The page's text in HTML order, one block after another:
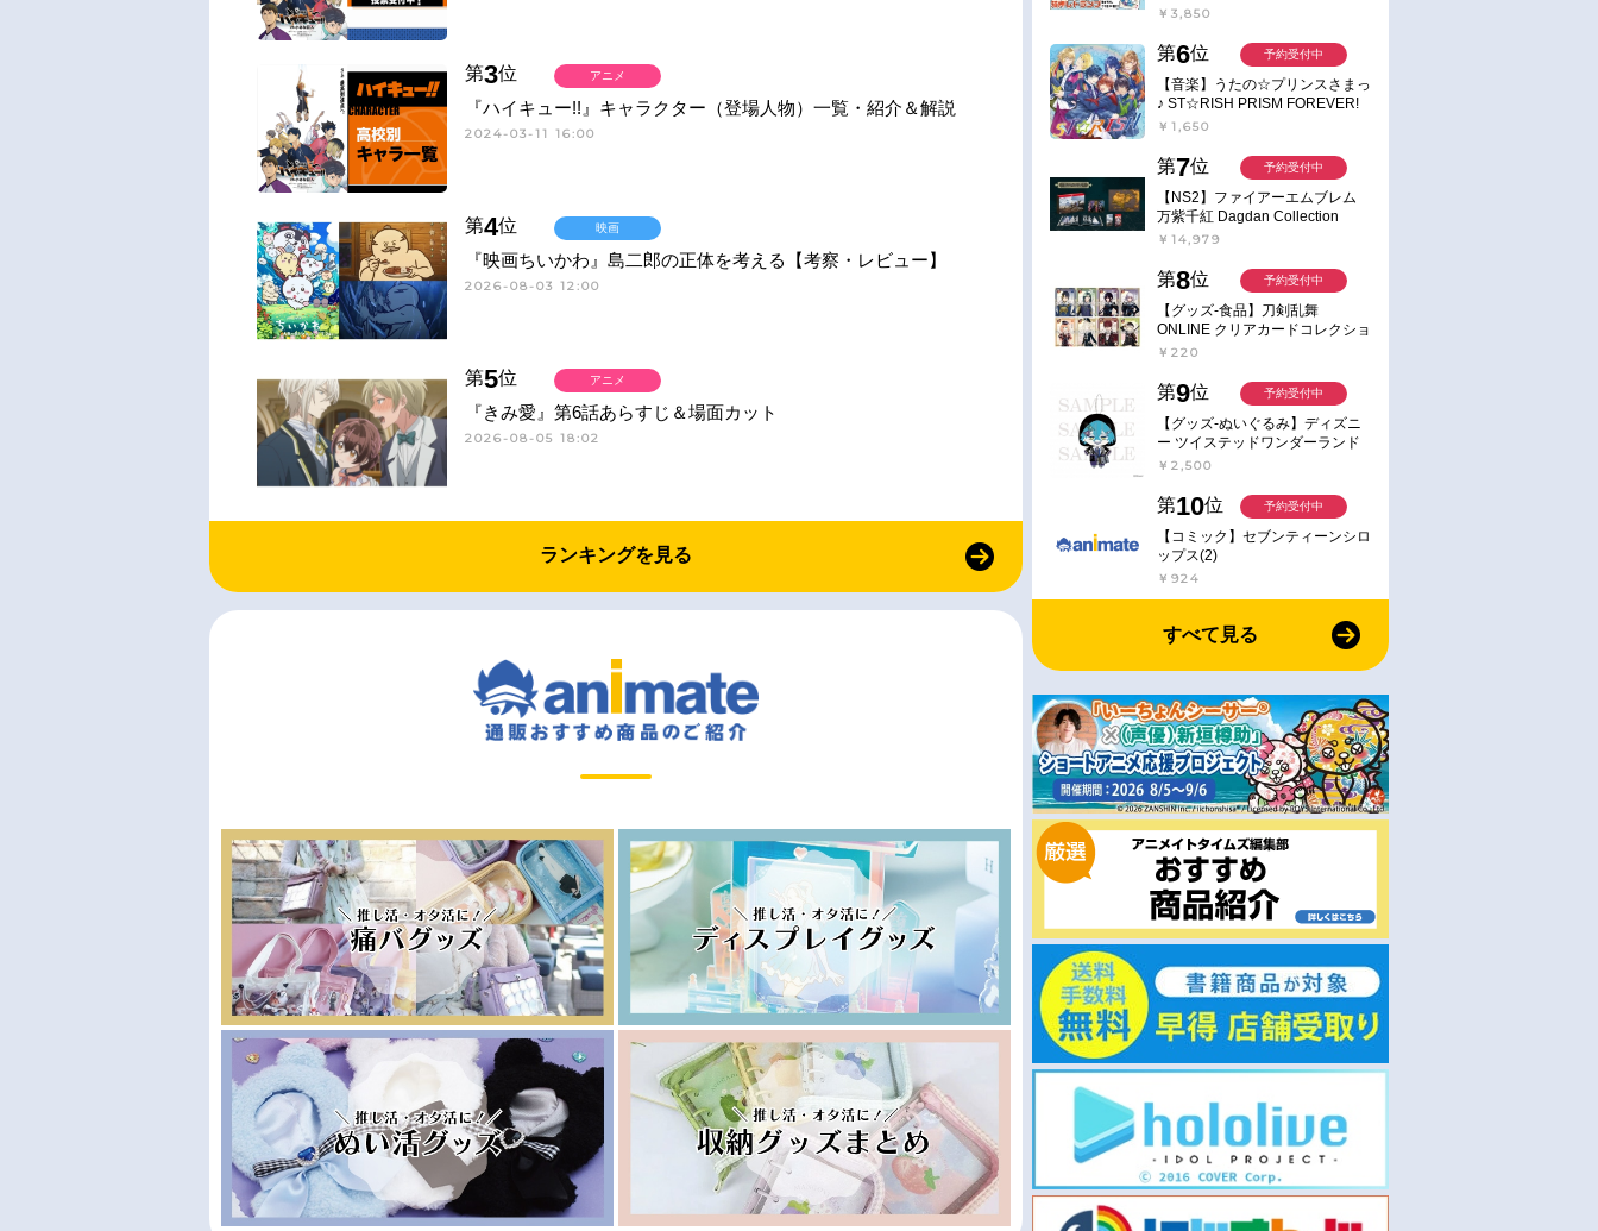
第3位
『ハイキュー!!』キャラクター（登場人物）一覧・紹介＆解説
2024-03-11 16:00
アニメ
第4位
『映画ちいかわ』島二郎の正体を考える【考察・レビュー】
2026-08-03 12:00
映画
第5位
『きみ愛』第6話あらすじ＆場面カット
2026-08-05 18:02
アニメ
ランキングを見る
￥3,850
第6位
【音楽】うたの☆プリンスさまっ
♪ ST☆RISH PRISM FOREVER!
￥1,650
予約受付中
第7位
【NS2】ファイアーエムブレム
万紫千紅 Dagdan Collection
￥14,979
予約受付中
第8位
【グッズ-食品】刀剣乱舞
ONLINE クリアカードコレクショ
ンガム
￥220
予約受付中
第9位
【グッズ-ぬいぐるみ】ディズニ
ー ツイステッドワンダーランド
ミニミニぬいぐるみ(クラブ・ウ
￥2,500
予約受付中
第10位
【コミック】セブンティーンシロ
ップス(2)
￥924
予約受付中
すべて見る